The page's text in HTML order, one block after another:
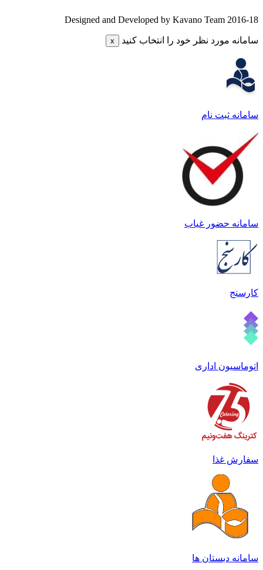
Designed and Developed by Kavano Team 2016-
مورد نظر خود را انتخاب کنید
ثبت نام
حضور غیاب
اداری
غذا
دبستان ها